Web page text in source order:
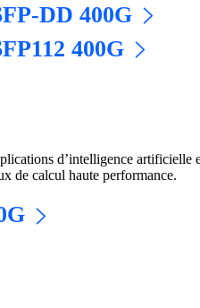
DD 400G
400G
d’intelligence artificielle
de calcul haute performance.